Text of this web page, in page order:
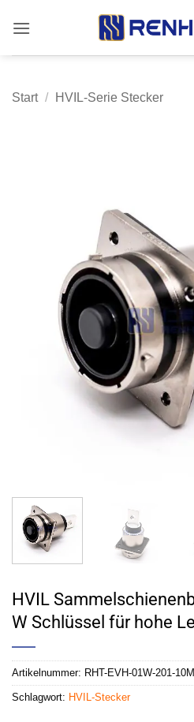
Inhalt
Start / HVIL-Serie Stecker
HVIL
W Schlüssel für hohe
Artikelnummer: RHT-EVH-01W-201-
Schlagwort: HVIL-Stecker